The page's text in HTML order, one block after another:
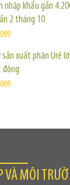
nhập khẩu gần
2 tháng 10
sản xuất phân Urê
động
VÀ MÔI